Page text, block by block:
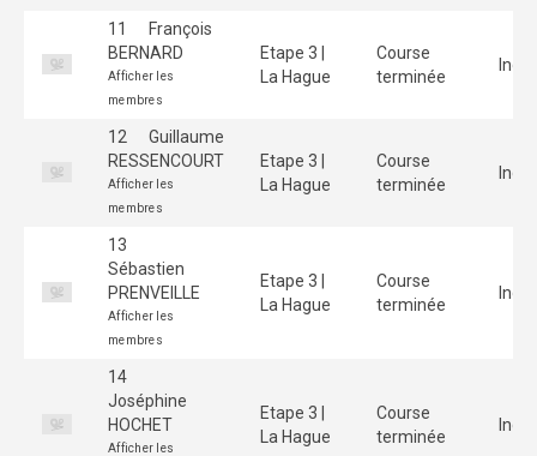
11
François
BERNARD
Afficher les
membres
Etape 3 |
La Hague
Course
terminée
12
Guillaume
RESSENCOURT
Afficher les
membres
Etape 3 |
La Hague
Course
terminée
13
Sébastien
PRENVEILLE
Afficher les
membres
Etape 3 |
La Hague
Course
terminée
14
Joséphine
HOCHET
Afficher les
Etape 3 |
La Hague
Course
terminée